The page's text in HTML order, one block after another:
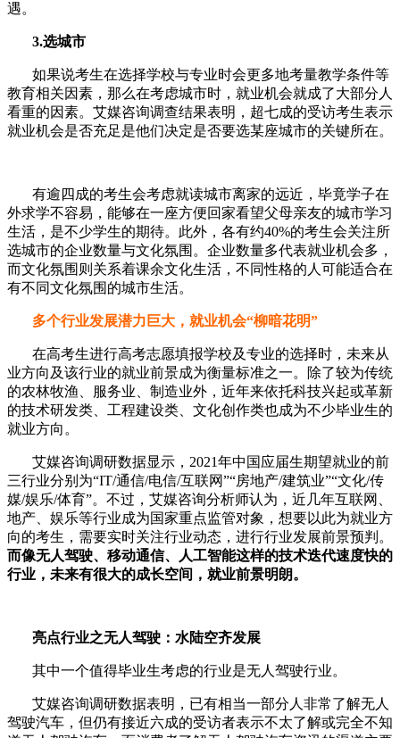
遇。
3.选城市
如果说考生在选择学校与专业时会更多地考量教学条件等
教育相关因素，那么在考虑城市时，就业机会就成了大部分人
看重的因素。艾媒咨询调查结果表明，超七成的受访考生表示
就业机会是否充足是他们决定是否要选某座城市的关键所在。
有逾四成的考生会考虑就读城市离家的远近，毕竟学子在
外求学不容易，能够在一座方便回家看望父母亲友的城市学习
生活，是不少学生的期待。此外，各有约40%的考生会关注所
选城市的企业数量与文化氛围。企业数量多代表就业机会多，
而文化氛围则关系着课余文化生活，不同性格的人可能适合在
有不同文化氛围的城市生活。
多个行业发展潜力巨大，就业机会“柳暗花明”
在高考生进行高考志愿填报学校及专业的选择时，未来从
业方向及该行业的就业前景成为衡量标准之一。除了较为传统
的农林牧渔、服务业、制造业外，近年来依托科技兴起或革新
的技术研发类、工程建设类、文化创作类也成为不少毕业生的
就业方向。
艾媒咨询调研数据显示，2021年中国应届生期望就业的前
三行业分别为“IT/通信/电信/互联网”“房地产/建筑业”“文化/传
媒/娱乐/体育”。不过，艾媒咨询分析师认为，近几年互联网、
地产、娱乐等行业成为国家重点监管对象，想要以此为就业方
向的考生，需要实时关注行业动态，进行行业发展前景预判。
而像无人驾驶、移动通信、人工智能这样的技术迭代速度快的
行业，未来有很大的成长空间，就业前景明朗。
亮点行业之无人驾驶：水陆空齐发展
其中一个值得毕业生考虑的行业是无人驾驶行业。
艾媒咨询调研数据表明，已有相当一部分人非常了解无人
驾驶汽车，但仍有接近六成的受访者表示不太了解或完全不知